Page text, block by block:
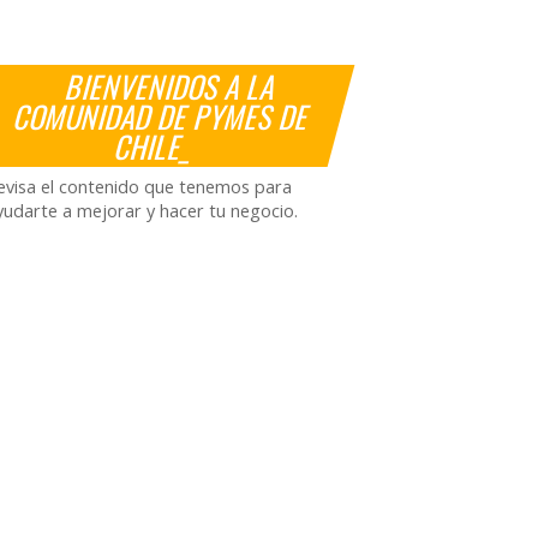
BIENVENIDOS A LA
COMUNIDAD DE PYMES DE
CHILE_
el contenido que tenemos para
a mejorar y hacer tu negocio.